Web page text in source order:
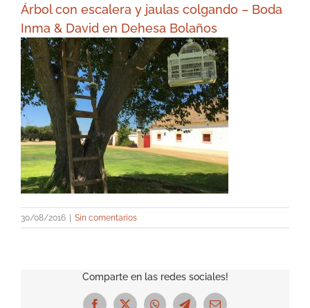
Árbol con escalera y jaulas colgando – Boda
Inma & David en Dehesa Bolaños
30/08/2016 Sin comentarios
Comparte en las redes sociales!